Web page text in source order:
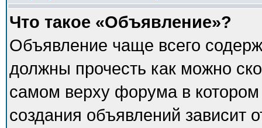
Что такое «Объявление»?
Объявление чаще всего
должны прочесть как можно
самом верху форума в
создания объявлений зависит